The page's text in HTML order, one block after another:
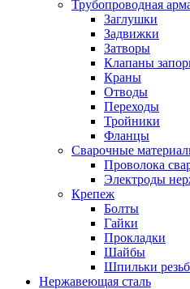
Трубопроводная
Заглушки
Задвижки
Затворы
Клапаны
Краны
Отводы
Переходы
Тройники
Фланцы
Сварочные
Проволока
Электроды
Крепеж
Болты
Гайки
Прокладки
Шайбы
Шпильки
Нержавеющая сталь